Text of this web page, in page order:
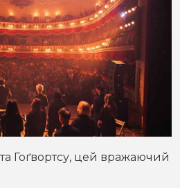
Гоґвортсу, цей вражаючий